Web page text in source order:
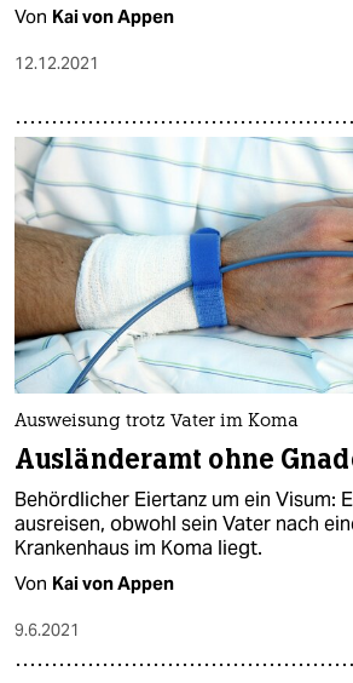
Von Kai von Appen
12.12.2021
Ausweisung trotz Vater im Koma
Ausländeramt ohne
Behördlicher Eiertanz um ein Visum:
ausreisen, obwohl sein Vater nach
Krankenhaus im Koma liegt.
Von Kai von Appen
9.6.2021